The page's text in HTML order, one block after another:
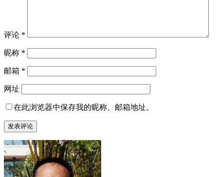
评论 *
昵称 *
邮箱 *
网址
在此浏览器中保存我的昵称、邮箱地址。